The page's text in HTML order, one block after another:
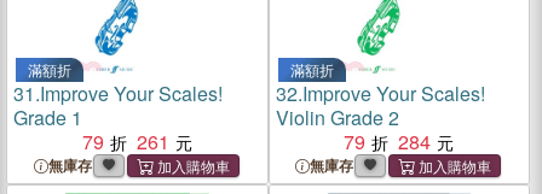
滿額折
31.Improve Your Scales!
Grade 1
79
261
無庫存
滿額折
32.Improve Your Scales!
Violin Grade 2
79
284
無庫存